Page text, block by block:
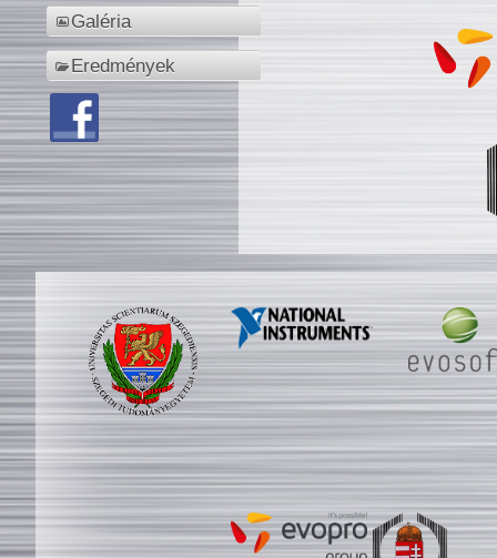
Galéria
Eredmények